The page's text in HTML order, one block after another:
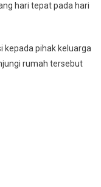
hari tepat pada hari
kepada pihak keluarga
rumah tersebut